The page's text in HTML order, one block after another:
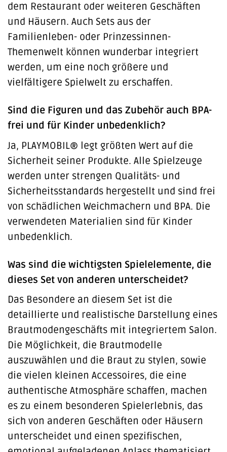
dem Restaurant oder weiteren Geschäften
und Häusern. Auch Sets aus der
Familienleben- oder Prinzessinnen-
Themenwelt können wunderbar integriert
werden, um eine noch größere und
vielfältigere Spielwelt zu erschaffen.
Sind die Figuren und das Zubehör auch BPA-
frei und für Kinder unbedenklich?
Ja, PLAYMOBIL® legt größten Wert auf die
Sicherheit seiner Produkte. Alle Spielzeuge
werden unter strengen Qualitäts- und
Sicherheitsstandards hergestellt und sind frei
von schädlichen Weichmachern und BPA. Die
verwendeten Materialien sind für Kinder
unbedenklich.
Was sind die wichtigsten Spielelemente, die
dieses Set von anderen unterscheidet?
Das Besondere an diesem Set ist die
detaillierte und realistische Darstellung eines
Brautmodengeschäfts mit integriertem Salon.
Die Möglichkeit, die Brautmodelle
auszuwählen und die Braut zu stylen, sowie
die vielen kleinen Accessoires, die eine
authentische Atmosphäre schaffen, machen
es zu einem besonderen Spielerlebnis, das
sich von anderen Geschäften oder Häusern
unterscheidet und einen spezifischen,